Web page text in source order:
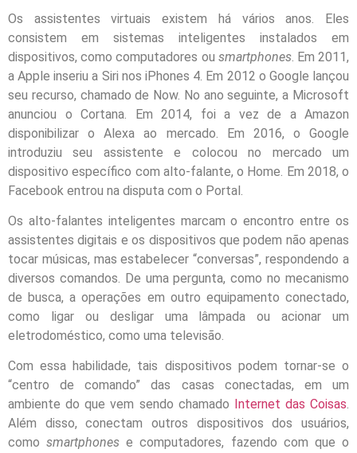
Os assistentes virtuais existem há vários anos. Eles
consistem em sistemas inteligentes instalados em
dispositivos, como computadores ou smartphones. Em 2011,
a Apple inseriu a Siri nos iPhones 4. Em 2012 o Google lançou
seu recurso, chamado de Now. No ano seguinte, a Microsoft
anunciou o Cortana. Em 2014, foi a vez de a Amazon
disponibilizar o Alexa ao mercado. Em 2016, o Google
introduziu seu assistente e colocou no mercado um
dispositivo específico com alto-falante, o Home. Em 2018, o
Facebook entrou na disputa com o Portal.
Os alto-falantes inteligentes marcam o encontro entre os
assistentes digitais e os dispositivos que podem não apenas
tocar músicas, mas estabelecer “conversas”, respondendo a
diversos comandos. De uma pergunta, como no mecanismo
de busca, a operações em outro equipamento conectado,
como ligar ou desligar uma lâmpada ou acionar um
eletrodoméstico, como uma televisão.
Com essa habilidade, tais dispositivos podem tornar-se o
“centro de comando” das casas conectadas, em um
ambiente do que vem sendo chamado
Internet das Coisas.
Além disso, conectam outros dispositivos dos usuários,
comosmartphones e computadores, fazendo com que o